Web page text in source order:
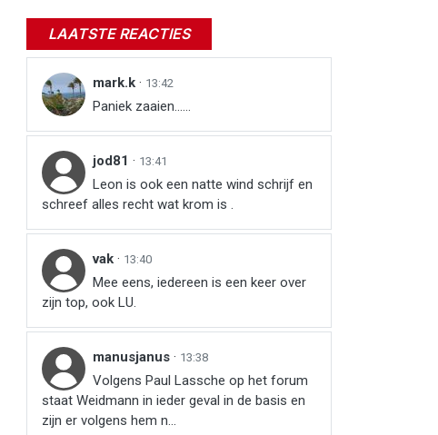
LAATSTE REACTIES
mark.k · 13:42
Paniek zaaien......
jod81 · 13:41
Leon is ook een natte wind schrijf en
schreef alles recht wat krom is .
vak · 13:40
Mee eens, iedereen is een keer over
zijn top, ook LU.
manusjanus · 13:38
Volgens Paul Lassche op het forum
staat Weidmann in ieder geval in de basis en
zijn er volgens hem n...